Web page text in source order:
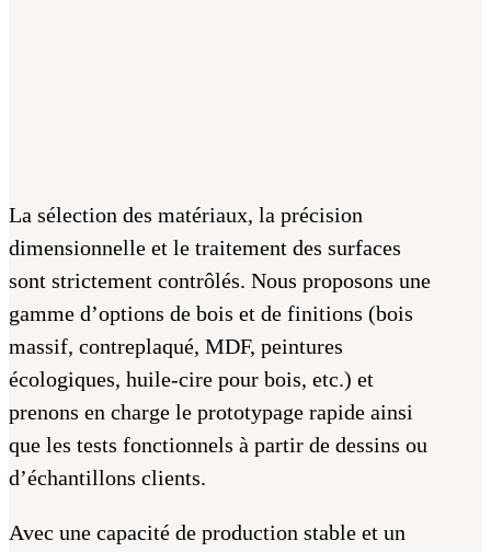
La sélection des matériaux, la précision
dimensionnelle et le traitement des surfaces
sont strictement contrôlés. Nous proposons une
gamme d’options de bois et de finitions (bois
massif, contreplaqué, MDF, peintures
écologiques, huile-cire pour bois, etc.) et
prenons en charge le prototypage rapide ainsi
que les tests fonctionnels à partir de dessins ou
d’échantillons clients.
Avec une capacité de production stable et un